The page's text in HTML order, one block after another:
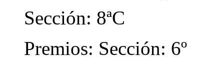
Sección: 8ªC
Premios: Sección: 6º